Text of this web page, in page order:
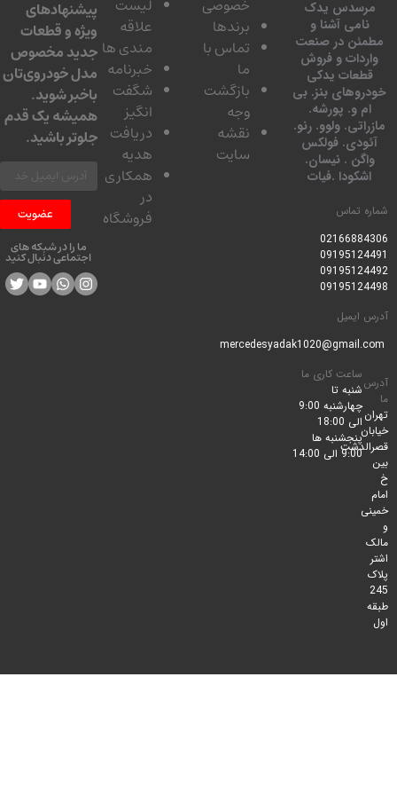
یدک
آشنا و
در صنعت
و فروش
یدکی
بنز. بی
و. پورشه.
ولوو. رنو.
فولکس
. نیسان.
.فیات
تماس
ساعت کاری ما
شنبه تا
چهارشنبه 9:00
الی 18:00
پنجشنبه ها
9:00 الی 14:00
خصوصی
برندها
تماس با
بازگشت
نقشه
سایت
لیست
مندی ها
خبرنامه
شگفت
دریافت
همکاری
فروشگاه
پیشنهادهای
ویژه و قطعات
جدید مخصوص
مدل خودروی‌تان
باخبر شوید.
همیشه یک قدم
جلوتر باشید.
عضویت
ما را در شبکه های
اجتماعی دنبال کنید